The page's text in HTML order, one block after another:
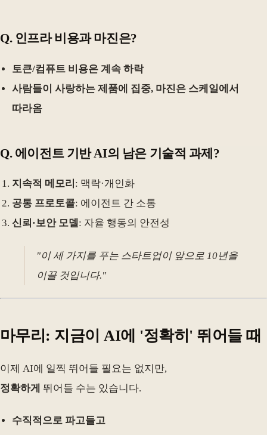
Q. 인프라 비용과 마진은?
토큰/컴퓨트 비용은 계속 하락
사람들이 사랑하는 제품에 집중, 마진은 스케일에서
따라옴
Q. 에이전트 기반 AI의 남은 기술적 과제?
지속적 메모리 : 맥락·개인화
공통 프로토콜: 에이전트 간 소통
신뢰·보안 모델: 자율 행동의 안전성
"이 세 가지를 푸는 스타트업이 앞으로 10년을
이끌 것입니다."
마무리: 지금이 AI에 '정확히' 뛰어들 때
이제 AI에 일찍 뛰어들 필요는 없지만,
정확하게 뛰어들 수는 있습니다.
수직적으로 파고들고